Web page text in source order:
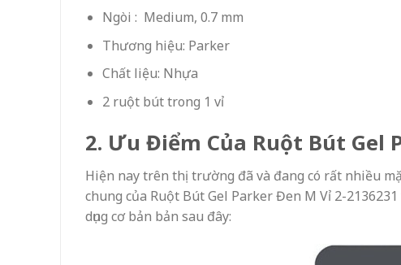
Ngòi : Medium, 0.7 mm
Thương hiệu: Parker
Chất liệu: Nhựa
2 ruột bút trong 1 vỉ
2. Ưu Điểm Của Ruột Bút Gel
Hiện nay trên thị trường đã và đang có rất nhiều
chung của Ruột Bút Gel Parker Đen M Vỉ 2-
dụng cơ bản bản sau đây: